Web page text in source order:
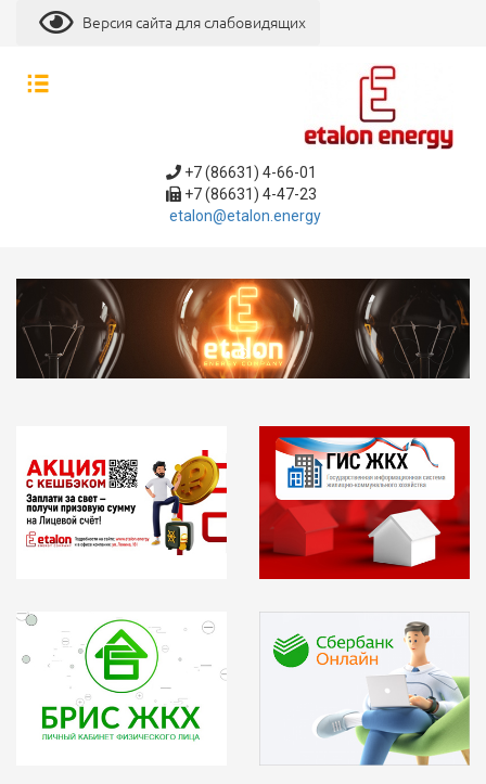
Версия сайта для слабовидящих
+7 (86631) 4-66-01
+7 (86631) 4-47-23
etalon@etalon.energy
Акция "Выгодный киловатт"